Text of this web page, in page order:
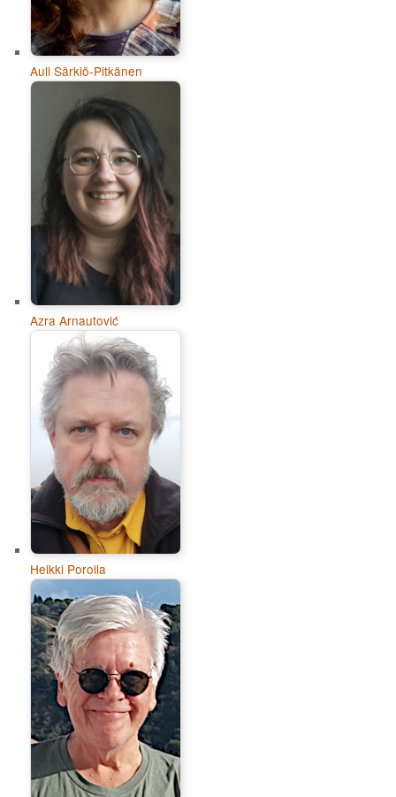
Auli Särkiö-Pitkänen
Azra Arnautović
Heikki Poroila